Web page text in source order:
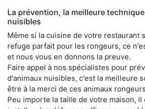
La prévention, la meilleure
nuisibles
Même si la cuisine de votre restaurant
refuge parfait pour les rongeurs, ce
et nous vous en donnons la preuve.
Faire appel à nos spécialistes pour
d'animaux nuisibles, c'est la meilleure
être à la merci de ces animaux
Peu importe la taille de votre maison,